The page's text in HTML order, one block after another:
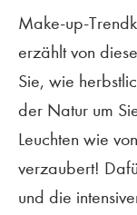
Make-up-
erzählt von
Sie, wie
der Natur um
Leuchten wie
verzaubert!
und die